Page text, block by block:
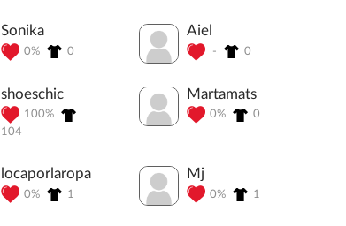
Sonika
0% 0
Aiel
- 0
shoeschic
100%
104
Martamats
0% 0
locaporlaropa
0% 1
Mj
0% 1